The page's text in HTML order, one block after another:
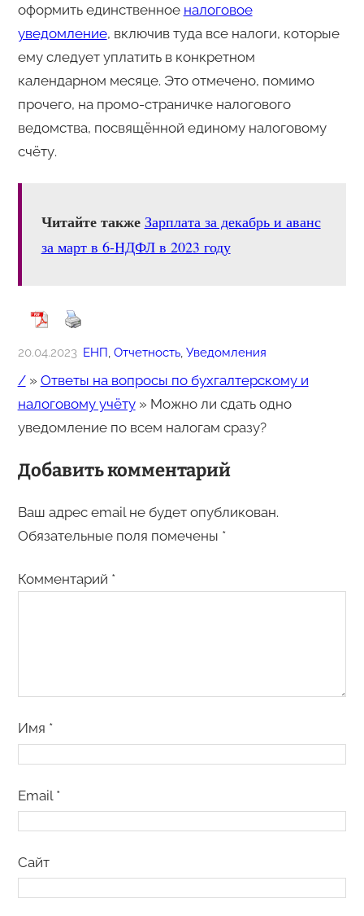
оформить единственное налоговое
уведомление, включив туда все налоги, которые
ему следует уплатить в конкретном
календарном месяце. Это отмечено, помимо
прочего, на промо-страничке налогового
ведомства, посвящённой единому налоговому
счёту.
Читайте также Зарплата за декабрь и аванс
за март в 6-НДФЛ в 2023 году
20.04.2023 ЕНП, Отчетность, Уведомления
/» Ответы на вопросы по бухгалтерскому и
налоговому учёту» Можно ли сдать одно
уведомление по всем налогам сразу?
Добавить комментарий
Ваш адрес email не будет опубликован.
Обязательные поля помечены *
Комментарий *
Имя *
Email *
Сайт